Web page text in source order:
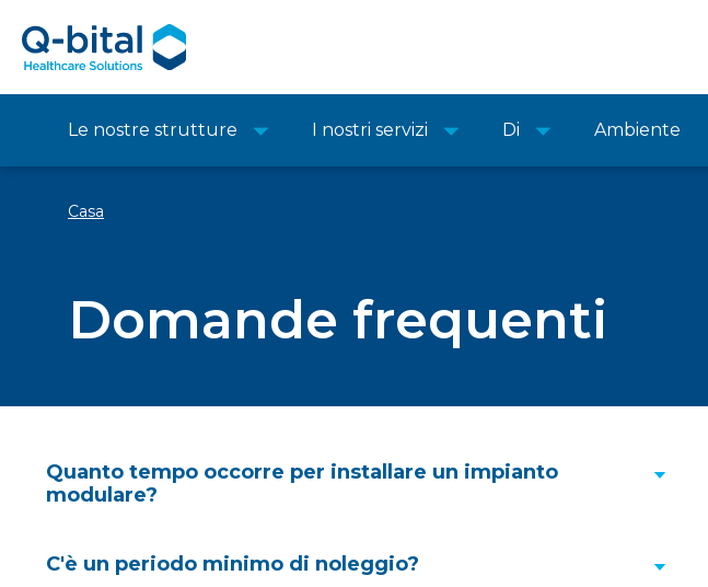
Le nostre strutture I nostri servizi Di Ambiente
Casa
Domande frequenti
Quanto tempo occorre per installare un impianto
modulare?
C'è un periodo minimo di noleggio?